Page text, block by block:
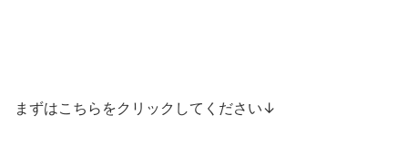
まずはこちらをクリックしてください↓